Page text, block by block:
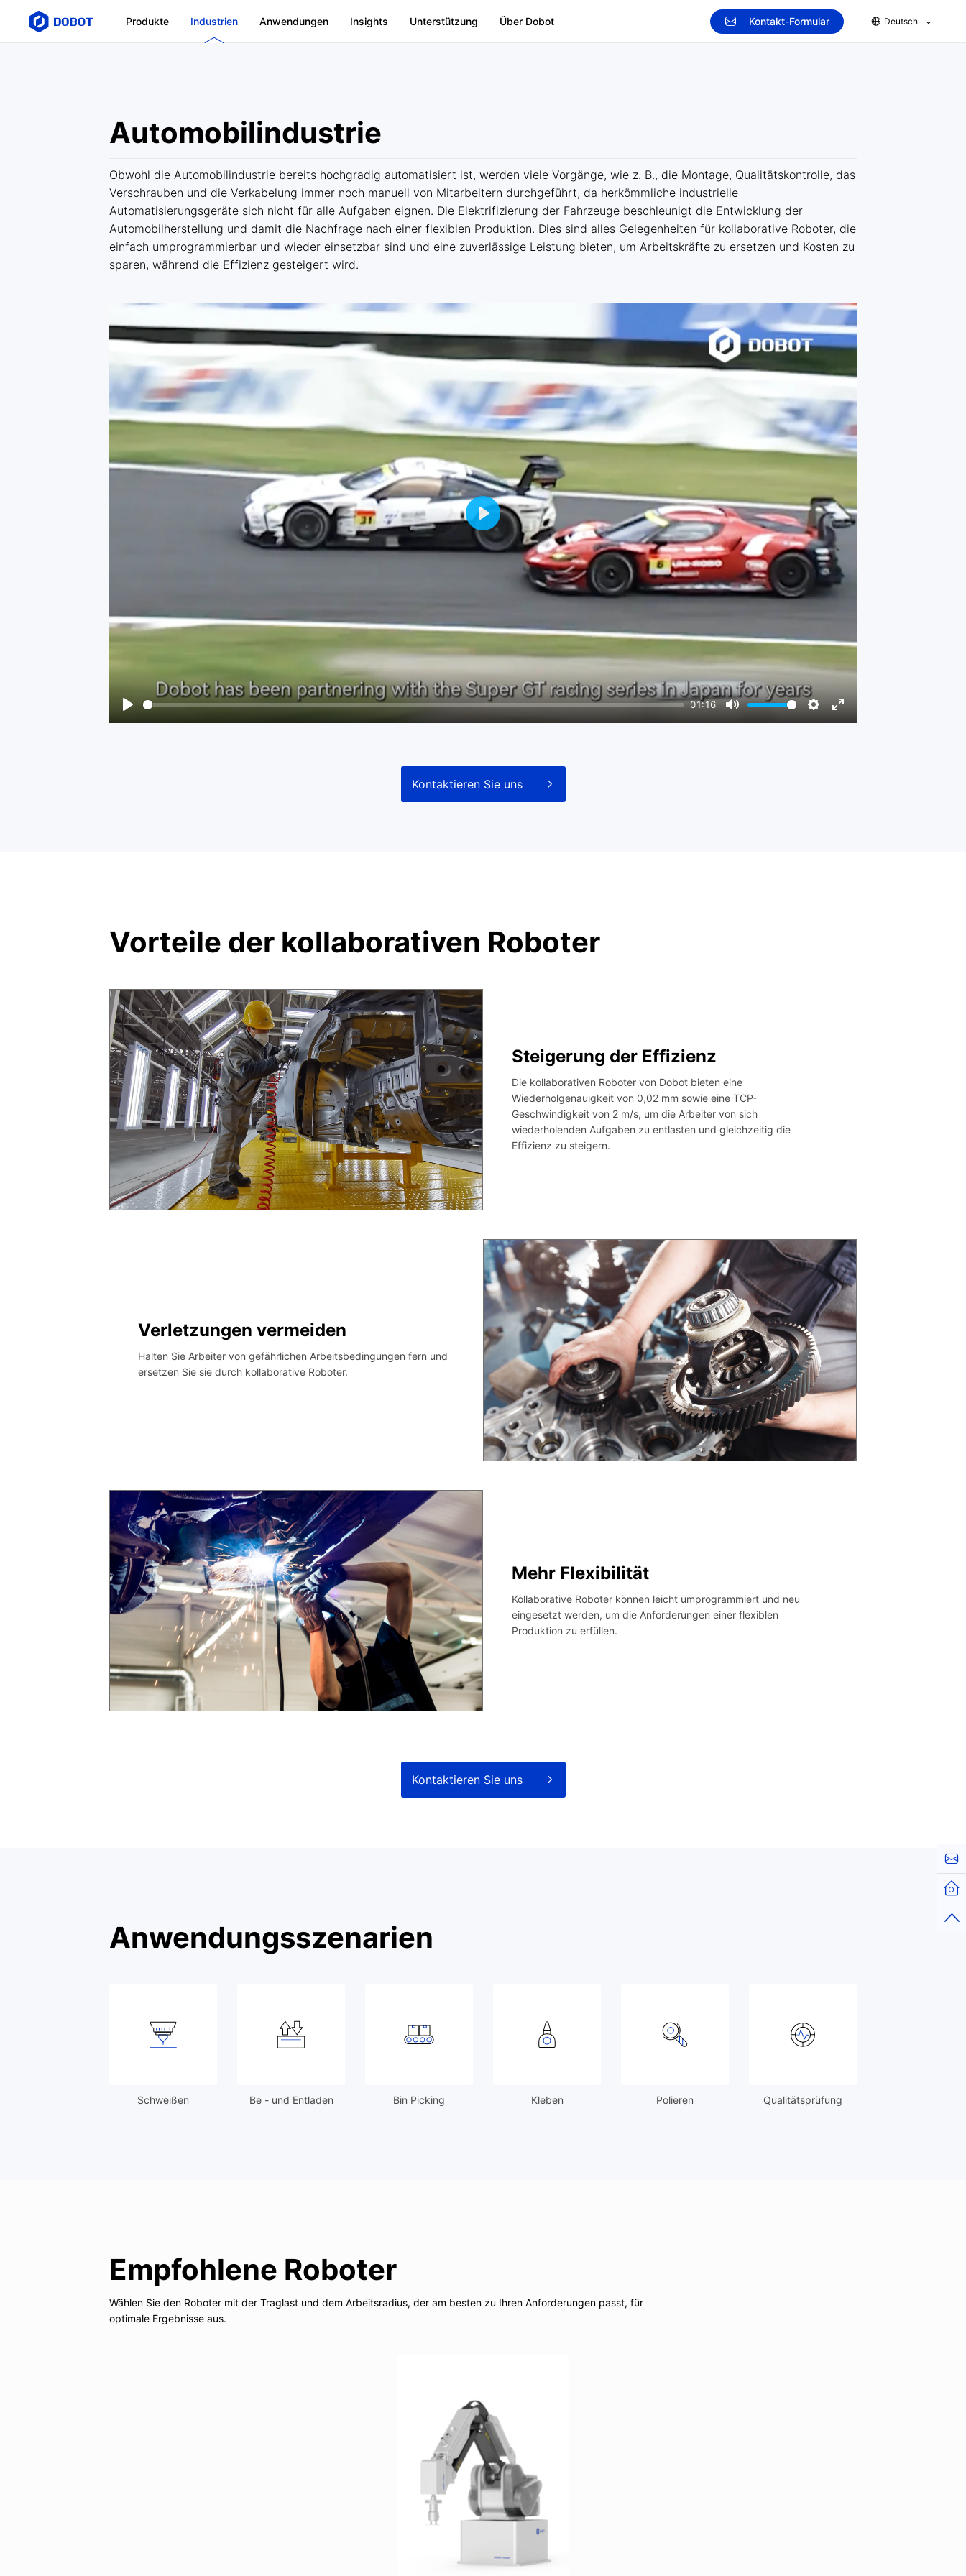
Produkte Industrien Anwendungen Insights Unterstützung Über Dobot Kontakt-Formular Deutsch
Automobilindustrie
Obwohl die Automobilindustrie bereits hochgradig automatisiert ist, werden viele Vorgänge, wie z. B., die Montage, Qualitätskontrolle, das
Verschrauben und die Verkabelung immer noch manuell von Mitarbeitern durchgeführt, da herkömmliche industrielle
Automatisierungsgeräte sich nicht für alle Aufgaben eignen. Die Elektrifizierung der Fahrzeuge beschleunigt die Entwicklung der
Automobilherstellung und damit die Nachfrage nach einer flexiblen Produktion. Dies sind alles Gelegenheiten für kollaborative Roboter, die
einfach umprogrammierbar und wieder einsetzbar sind und eine zuverlässige Leistung bieten, um Arbeitskräfte zu ersetzen und Kosten zu
sparen, während die Effizienz gesteigert wird.
01:16
Kontaktieren Sie uns
Vorteile der kollaborativen Roboter
Steigerung der Effizienz
Die kollaborativen Roboter von Dobot bieten eine
Wiederholgenauigkeit von 0,02 mm sowie eine TCP-
Geschwindigkeit von 2 m/s, um die Arbeiter von sich
wiederholenden Aufgaben zu entlasten und gleichzeitig die
Effizienz zu steigern.
Verletzungen vermeiden
Halten Sie Arbeiter von gefährlichen Arbeitsbedingungen fern und
ersetzen Sie sie durch kollaborative Roboter.
Mehr Flexibilität
Kollaborative Roboter können leicht umprogrammiert und neu
eingesetzt werden, um die Anforderungen einer flexiblen
Produktion zu erfüllen.
Kontaktieren Sie uns
Anwendungsszenarien
Schweißen Be - und Entladen Bin Picking Kleben Polieren Qualitätsprüfung
Empfohlene Roboter
Wählen Sie den Roboter mit der Traglast und dem Arbeitsradius, der am besten zu Ihren Anforderungen passt, für
optimale Ergebnisse aus.